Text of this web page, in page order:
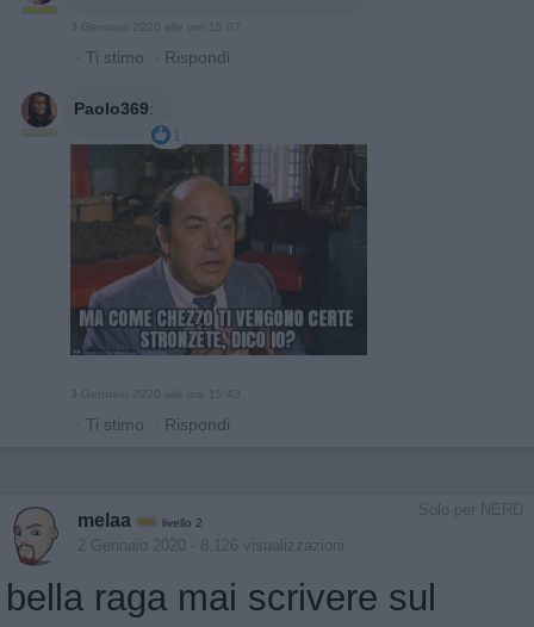
3 Gennaio 2020 alle ore 15:07
· Ti stimo · Rispondi
Paolo369:
1
3 Gennaio 2020 alle ore 15:43
· Ti stimo · Rispondi
Solo per NERD
melaa livello 2
2 Gennaio 2020 - 8.126 visualizzazioni
bella raga mai scrivere sul